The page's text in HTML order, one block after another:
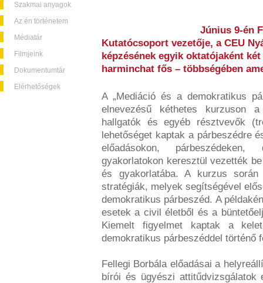
Szakmai anyagok
Az én történetem
Médiatár
Filmjeink
Dokumentumtár
Elérhetőségek
Június 9-én
Kutatócsoport vezetője, a CEU
képzésének egyik oktatójaként
harminchat fős – többségében
A „Mediáció és a demokratikus
elnevezésű kéthetes kurzuson
hallgatók és egyéb résztvevők
lehetőséget kaptak a párbeszédre
előadásokon,
gyakorlatokon keresztül vezették
és gyakorlatába. A kurzus
stratégiák, melyek segítségével
demokratikus párbeszéd. A
esetek a civil életből és a
Kiemelt figyelmet kaptak a
demokratikus párbeszéddel történő
Fellegi Borbála előadásai a
bírói és ügyészi attitűdvizsgálatok